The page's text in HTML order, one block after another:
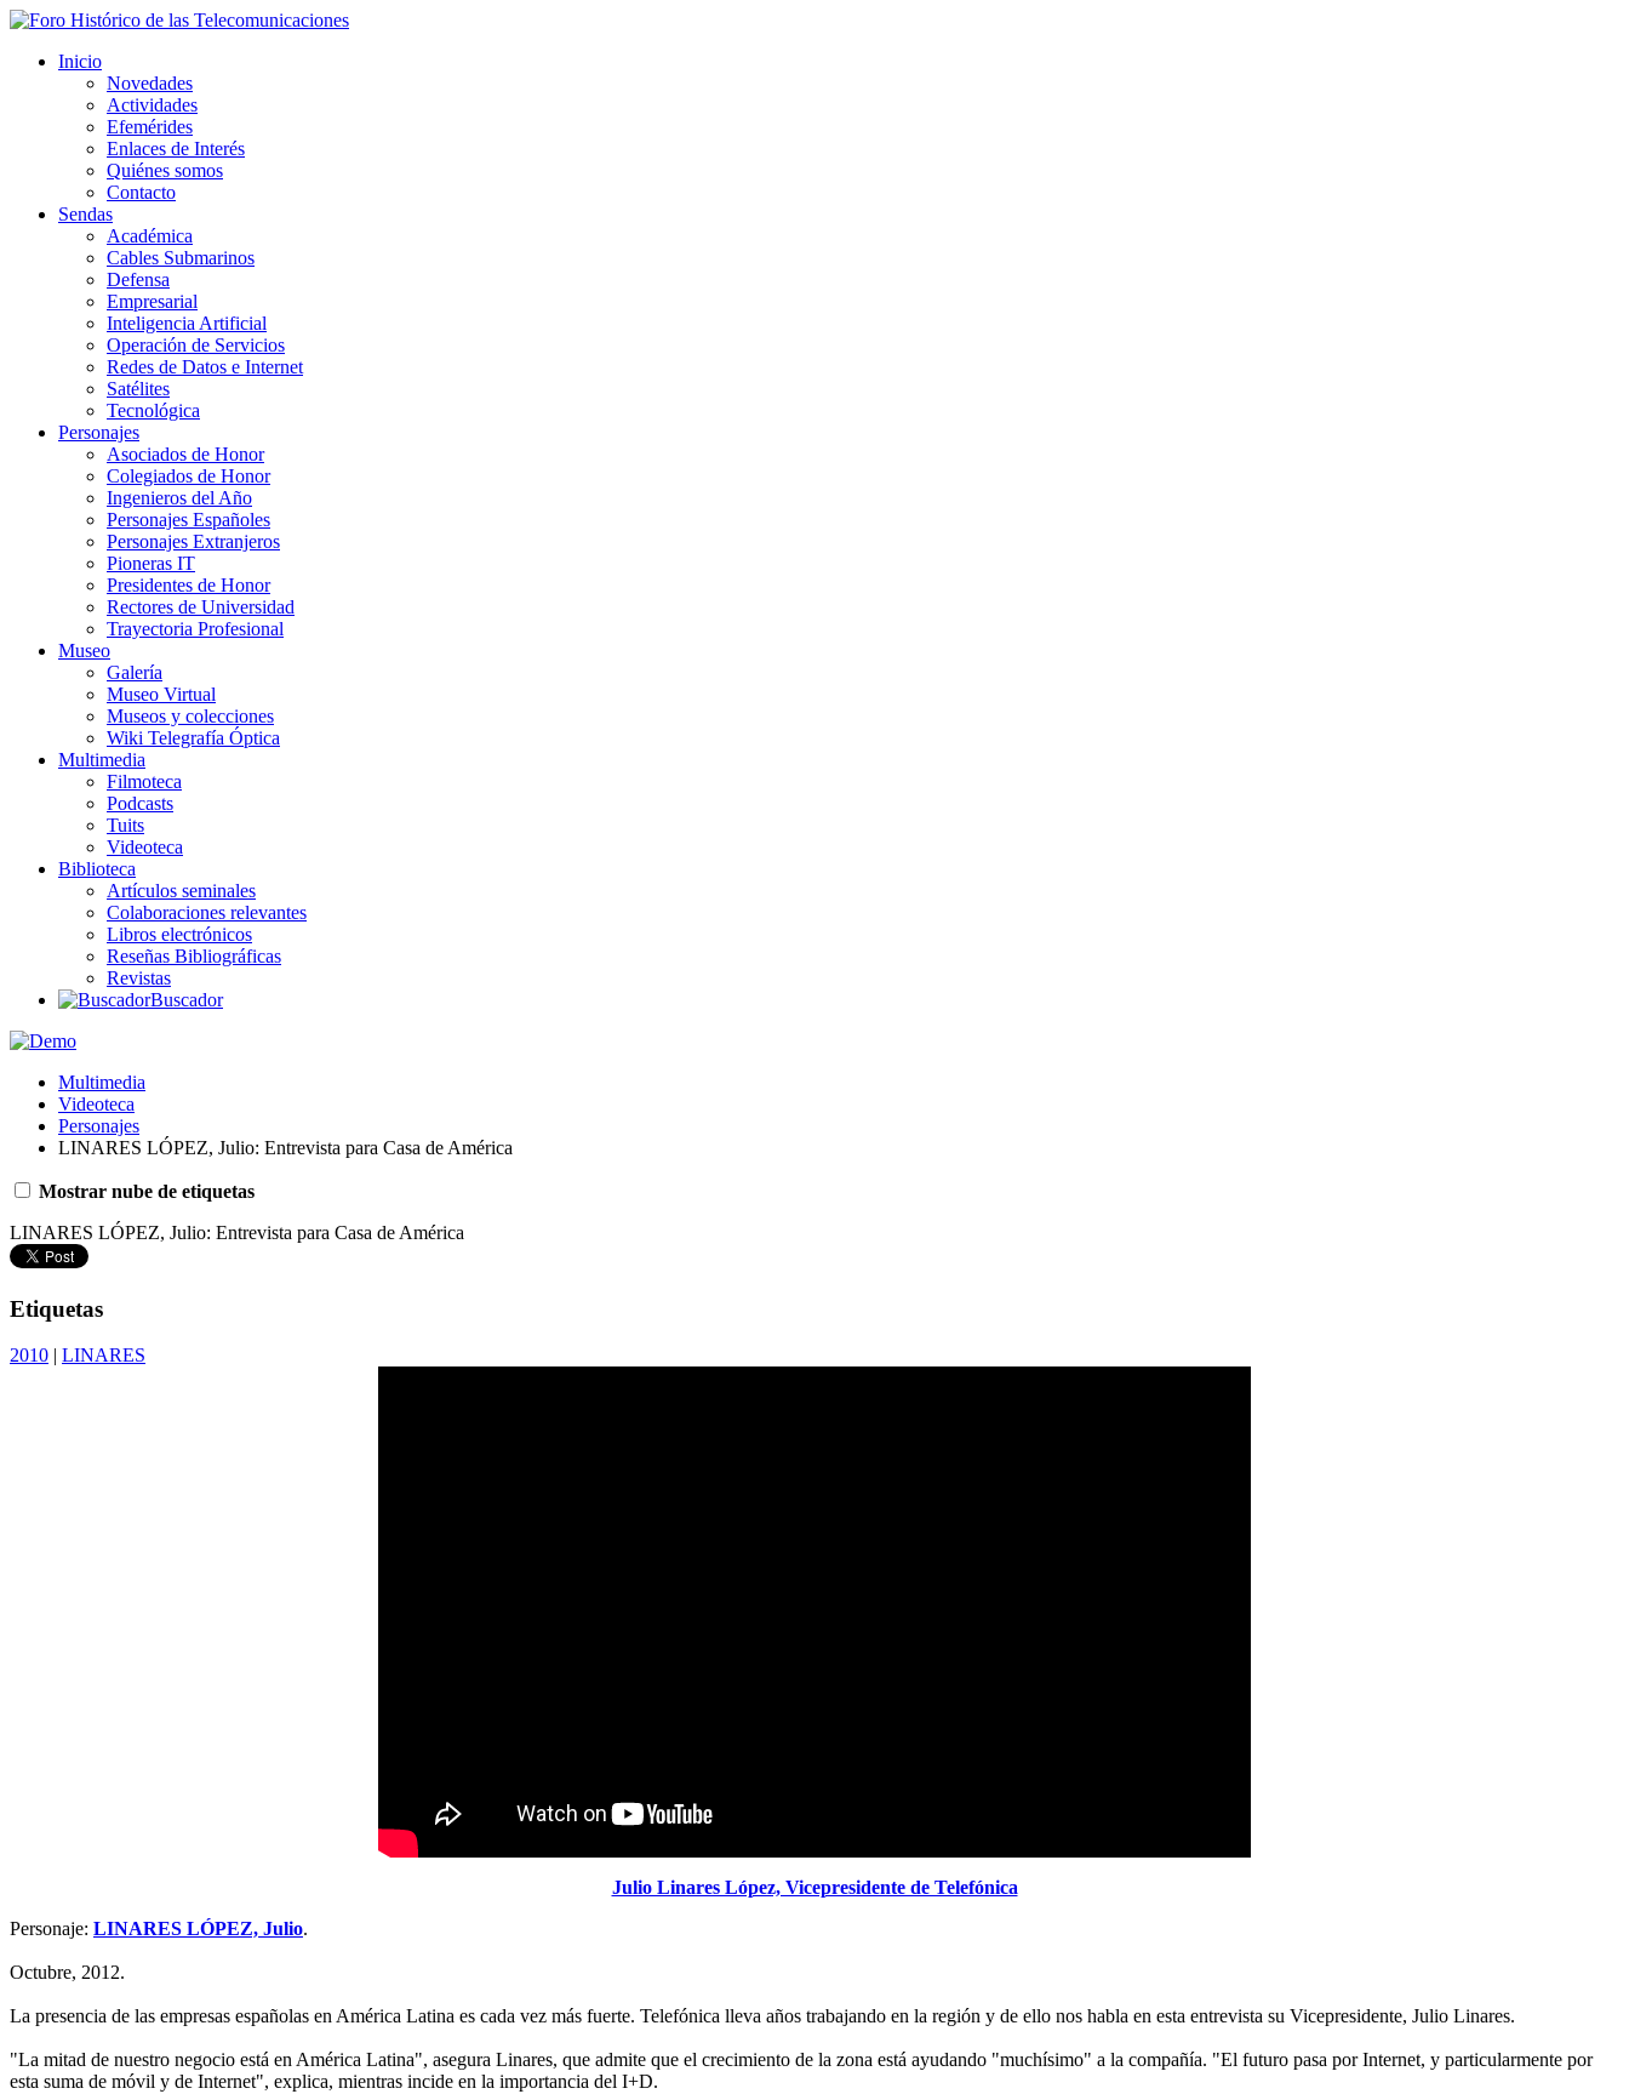
Inicio
Novedades
Actividades
Efemérides
Enlaces de Interés
Quiénes somos
Contacto
Sendas
Académica
Cables Submarinos
Defensa
Empresarial
Inteligencia Artificial
Operación de Servicios
Redes de Datos e Internet
Satélites
Tecnológica
Personajes
Asociados de Honor
Colegiados de Honor
Ingenieros del Año
Personajes Españoles
Personajes Extranjeros
Pioneras IT
Presidentes de Honor
Rectores de Universidad
Trayectoria Profesional
Museo
Galería
Museo Virtual
Museos y colecciones
Wiki Telegrafía Óptica
Multimedia
Filmoteca
Podcasts
Tuits
Videoteca
Biblioteca
Artículos seminales
Colaboraciones relevantes
Libros electrónicos
Reseñas Bibliográficas
Revistas
Buscador
Multimedia
Videoteca
Personajes
LINARES LÓPEZ, Julio: Entrevista para Casa de América
Mostrar nube de etiquetas
LINARES LÓPEZ, Julio: Entrevista para Casa de América
Etiquetas
2010 | LINARES
Julio Linares López, Vicepresidente de Telefónica
Personaje: LINARES LÓPEZ, Julio.
Octubre, 2012.
La presencia de las empresas españolas en América Latina es cada vez más fuerte. Telefónica lleva años trabajando en la región y de ello nos habla en esta entrevista su Vicepresidente, Julio Linares.
"La mitad de nuestro negocio está en América Latina", asegura Linares, que admite que el crecimiento de la zona está ayudando "muchísimo" a la compañía. "El futuro pasa por Internet, y particularmente por
esta suma de móvil y de Internet", explica, mientras incide en la importancia del I+D.